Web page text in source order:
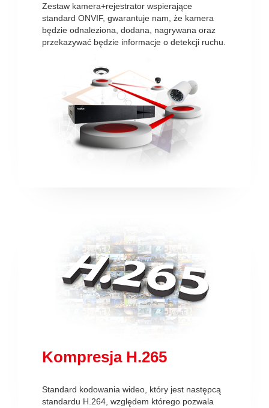
Zestaw kamera+rejestrator wspierające
standard ONVIF, gwarantuje nam, że kamera
będzie odnaleziona, dodana, nagrywana oraz
przekazywać będzie informacje o detekcji ruchu.
Kompresja H.265
Standard kodowania wideo, który jest następcą
standardu H.264, względem którego pozwala